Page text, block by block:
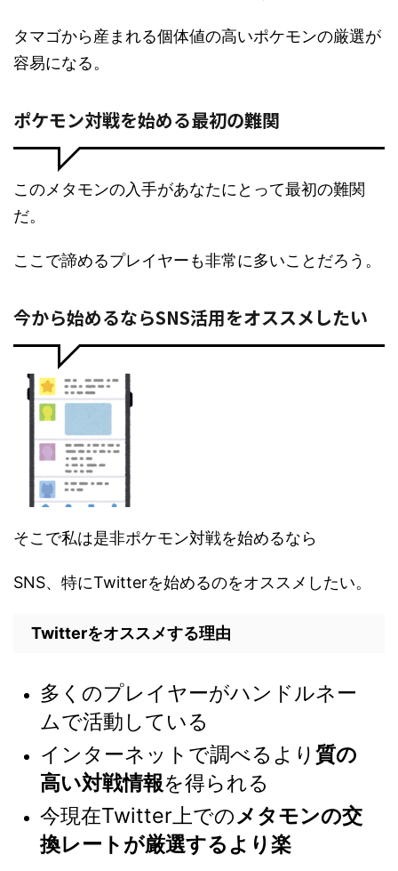
タマゴから産まれる個体値の高いポケモンの厳選が
容易になる。
ポケモン対戦を始める最初の難関
このメタモンの入手があなたにとって最初の難関
だ。
ここで諦めるプレイヤーも非常に多いことだろう。
今から始めるならSNS活用をオススメしたい
そこで私は是非ポケモン対戦を始めるなら
SNS、特にTwitterを始めるのをオススメしたい。
Twitterをオススメする理由
多くのプレイヤーがハンドルネー
ムで活動している
インターネットで調べるより 質の
高い対戦情報を得られる
今現在Twitter上でのメタモンの交
換レートが厳選するより楽